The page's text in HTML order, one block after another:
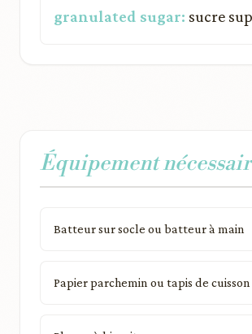
granulated sugar: sucre
Équipement
Batteur sur socle ou batteur à main
Papier parchemin ou tapis de